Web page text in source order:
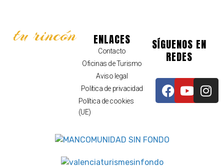
tu rincón ENLACES
Contacto
Oficinas de Turismo
Aviso legal
Política de privacidad
Política de cookies
(UE)
SÍGUENOS EN
REDES